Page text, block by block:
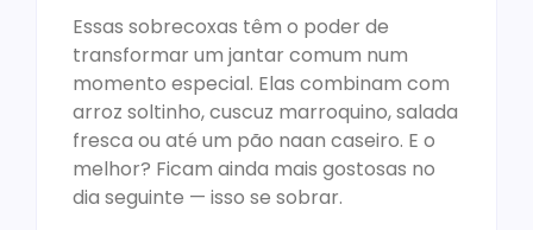
Essas sobrecoxas têm o poder de
transformar um jantar comum num
momento especial. Elas combinam com
arroz soltinho, cuscuz marroquino, salada
fresca ou até um pão naan caseiro. E o
melhor? Ficam ainda mais gostosas no
dia seguinte — isso se sobrar.